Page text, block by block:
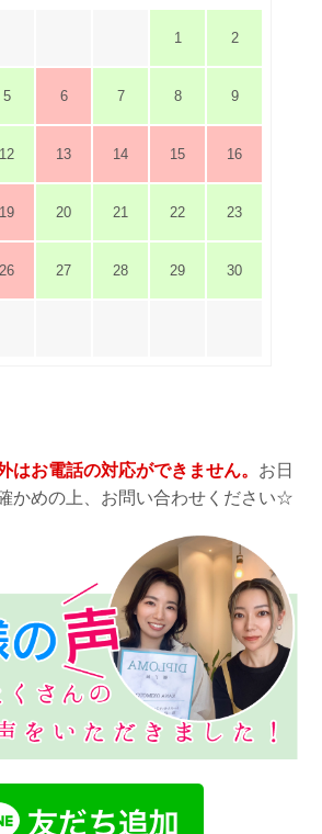
1 2
5 6 7 8 9
12 13 14 15 16
19 20 21 22 23
26 27 28 29 30
はお電話の対応ができません。 お日
かめの上、お問い合わせください☆